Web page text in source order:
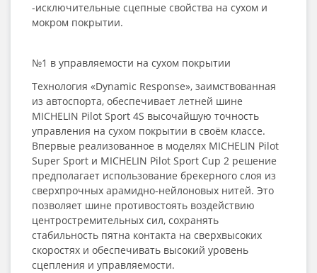
-исключительные сцепные свойства на сухом и
мокром покрытии.
№1 в управляемости на сухом покрытии
Технология «Dynamic Response», заимствованная
из автоспорта, обеспечивает летней шине
MICHELIN Pilot Sport 4S высочайшую точность
управления на сухом покрытии в своём классе.
Впервые реализованное в моделях MICHELIN Pilot
Super Sport и MICHELIN Pilot Sport Cup 2 решение
предполагает использование брекерного слоя из
сверхпрочных арамидно‑нейлоновых нитей. Это
позволяет шине противостоять воздействию
центростремительных сил, сохранять
стабильность пятна контакта на сверхвысоких
скоростях и обеспечивать высокий уровень
сцепления и управляемости.